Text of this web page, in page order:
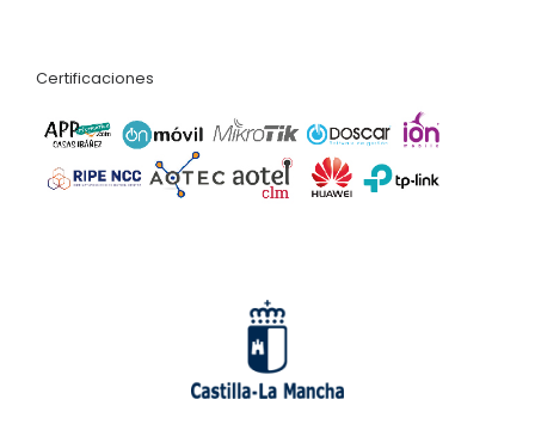
Certificaciones